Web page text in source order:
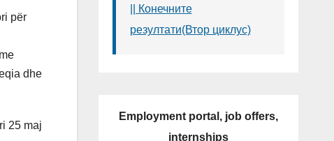
për
dhe
25 maj
|| Конечните
резултати(Втор циклус)
Employment portal, job offers,
internships